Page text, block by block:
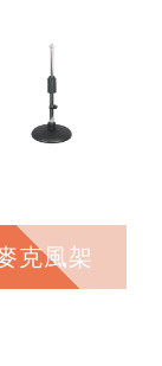
克風架